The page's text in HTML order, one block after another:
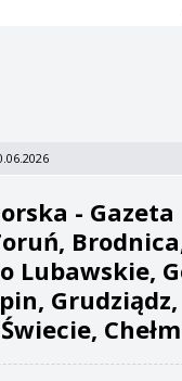
- Gazeta
Lubawskie,
Grudziądz,